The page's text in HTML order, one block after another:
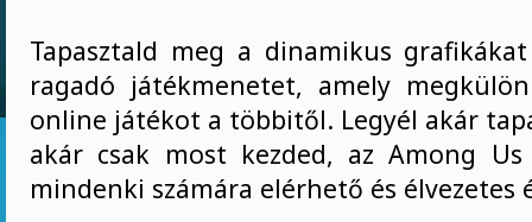
Tapasztald meg a dinamikus
ragadó játékmenetet, amely
online játékot a többitől. Legyél akár
akár csak most kezded, az Among Us
mindenki számára elérhető és élvezetes